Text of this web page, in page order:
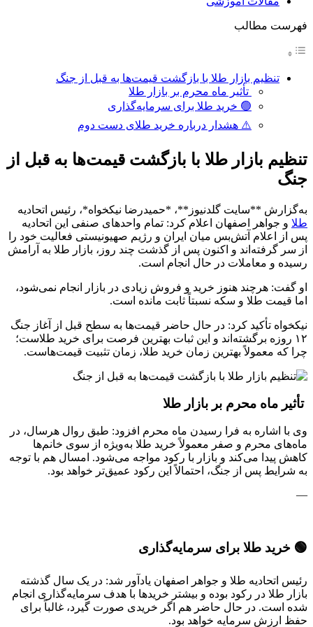
فهرست مطالب
تنظیم بازار طلا با بازگشت قیمت‌ها به قبل از جنگ
تأثیر ماه محرم بر بازار طلا
🟢 خرید طلا برای سرمایه‌گذاری
⚠️ هشدار درباره خرید طلای دست دوم
تنظیم بازار طلا با بازگشت قیمت‌ها به قبل از
جنگ
به‌گزارش **سایت گلدنیوز**، *حمیدرضا نیکخواه*، رئیس اتحادیه
طلا و جواهر اصفهان اعلام کرد: تمام واحدهای صنفی این اتحادیه
پس از اعلام آتش‌بس میان ایران و رژیم صهیونیستی فعالیت خود را
از سر گرفته‌اند و اکنون پس از گذشت چند روز، بازار طلا به آرامش
رسیده و معاملات در حال انجام است.
او گفت: هرچند هنوز خرید و فروش زیادی در بازار انجام نمی‌شود،
اما قیمت طلا و سکه نسبتاً ثابت مانده است.
نیکخواه تأکید کرد: در حال حاضر قیمت‌ها به سطح قبل از آغاز جنگ
۱۲ روزه برگشته‌اند و این ثبات بهترین فرصت برای خرید طلاست؛
چرا که معمولاً بهترین زمان خرید طلا، زمان تثبیت قیمت‌هاست.
تأثیر ماه محرم بر بازار طلا
وی با اشاره به فرا رسیدن ماه محرم افزود: طبق روال هرسال، در
ماه‌های محرم و صفر معمولاً خرید طلا به‌ویژه از سوی خانم‌ها
کاهش پیدا می‌کند و بازار با رکود مواجه می‌شود. امسال هم با توجه
به شرایط پس از جنگ، احتمالاً این رکود عمیق‌تر خواهد بود.
—
🟢 خرید طلا برای سرمایه‌گذاری
رئیس اتحادیه طلا و جواهر اصفهان یادآور شد: در یک سال گذشته
بازار طلا در رکود بوده و بیشتر خریدها با هدف سرمایه‌گذاری انجام
شده است. در حال حاضر هم اگر خریدی صورت گیرد، غالباً برای
حفظ ارزش سرمایه خواهد بود.